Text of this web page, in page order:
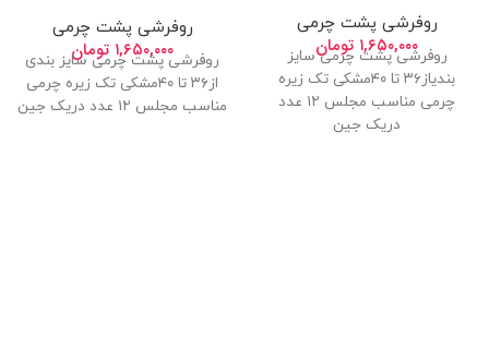
روفرشی پشت چرمی
۱,۶۵۰,۰۰۰ تومان
روفرشی پشت چرمی سایز
بندیاز۳۶ تا ۴۰مشکی تک زیره
چرمی مناسب مجلس ۱۲ عدد
دریک جین
روفرشی پشت چرمی
۱,۶۵۰,۰۰۰ تومان
روفرشی پشت چرمی سایز بندی
از۳۶ تا ۴۰مشکی تک زیره چرمی
مناسب مجلس ۱۲ عدد دریک جین